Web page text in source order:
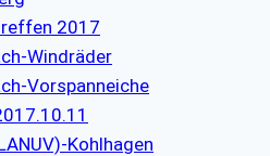
2017
Windräder
Vorspanneiche
Kohlhagen